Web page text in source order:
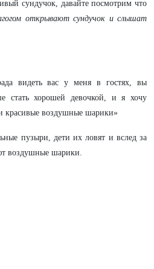
сундучок, давайте посмотрим что
открывают сундучок и слышат
видеть вас у меня в гостях, вы
стать хорошей девочкой, и я хочу
красивые воздушные шарики»
пузыри, дети их ловят и вслед за
воздушные шарики.